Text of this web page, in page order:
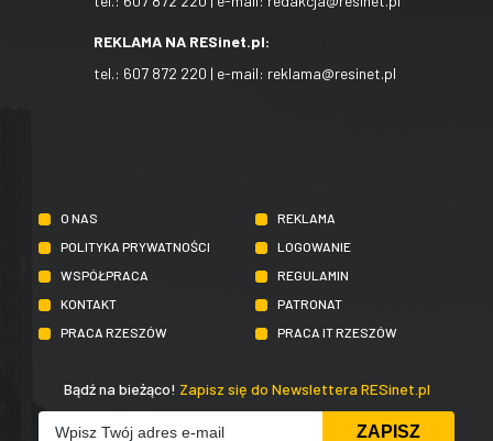
REKLAMA NA RESinet.pl:
tel.: 607 872 220 | e-mail: reklama@resinet.pl
O NAS
REKLAMA
POLITYKA PRYWATNOŚCI
LOGOWANIE
WSPÓŁPRACA
REGULAMIN
KONTAKT
PATRONAT
PRACA RZESZÓW
PRACA IT RZESZÓW
Bądź na bieżąco! Zapisz się do Newslettera RESinet.pl